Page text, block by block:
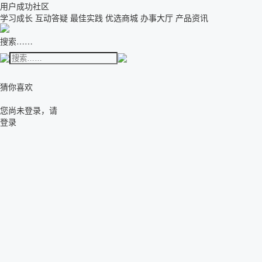
用户成功社区
学习成长 互动答疑 最佳实践 优选商城 办事大厅 产品资讯
搜索……
猜你喜欢
您尚未登录，请
登录